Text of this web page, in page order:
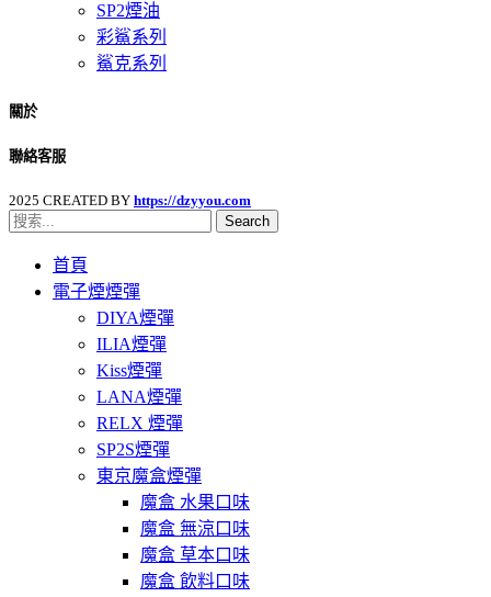
SP2煙油
彩鯊系列
鯊克系列
關於
聯絡客服
2025 CREATED BY https://dzyyou.com
Search
首頁
電子煙煙彈
DIYA煙彈
ILIA煙彈
Kiss煙彈
LANA煙彈
RELX 煙彈
SP2S煙彈
東京魔盒煙彈
魔盒 水果口味
魔盒 無涼口味
魔盒 草本口味
魔盒 飲料口味